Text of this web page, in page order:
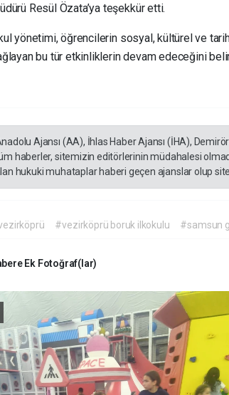
Resül Özata’ya teşekkür etti.
yönetimi, öğrencilerin sosyal, kültürel ve
bu tür etkinliklerin devam edeceğini
Ajansı (AA), İhlas Haber Ajansı (İHA),
haberler, sitemizin editörlerinin müdahalesi
hukuki muhataplar haberi geçen ajanslar olup
#vezirköprü boruk ilkokulu #samsun
Ek Fotoğraf(lar)